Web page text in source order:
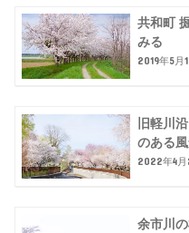
共和町
みる
2019年5月
旧軽川
のある
2022年4月
余市川